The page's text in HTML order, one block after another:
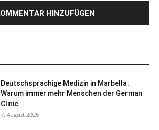
Deutschsprachige Medizin in Marbella:
Warum immer mehr Menschen der German
Clinic...
7. August 2026